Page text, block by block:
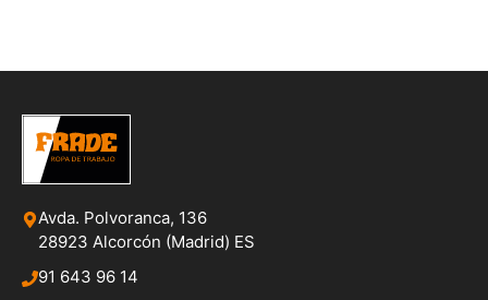
Avda. Polvoranca, 136
28923 Alcorcón (Madrid) ES
91 643 96 14